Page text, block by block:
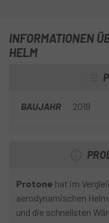
INFORMATIONEN
HELM
BAUJAHR 2019
Protone hat im
aerodynamischen
und die schnellsten